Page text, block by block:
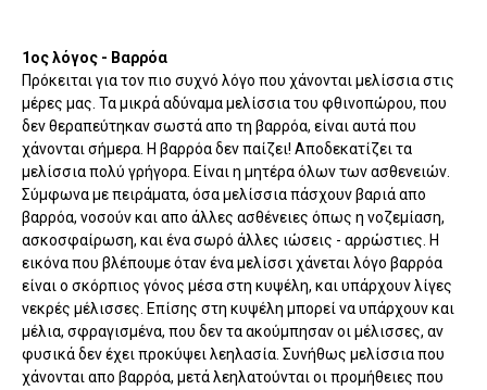
1ος λόγος - Βαρρόα
Πρόκειται για τον πιο συχνό λόγο που χάνονται μελίσσια στις
μέρες μας. Τα μικρά αδύναμα μελίσσια του φθινοπώρου, που
δεν θεραπεύτηκαν σωστά απο τη βαρρόα, είναι αυτά που
χάνονται σήμερα. Η βαρρόα δεν παίζει! Αποδεκατίζει τα
μελίσσια πολύ γρήγορα. Είναι η μητέρα όλων των ασθενειών.
Σύμφωνα με πειράματα, όσα μελίσσια πάσχουν βαριά απο
βαρρόα, νοσούν και απο άλλες ασθένειες όπως η νοζεμίαση,
ασκοσφαίρωση, και ένα σωρό άλλες ιώσεις - αρρώστιες. Η
εικόνα που βλέπουμε όταν ένα μελίσσι χάνεται λόγο βαρρόα
είναι ο σκόρπιος γόνος μέσα στη κυψέλη, και υπάρχουν λίγες
νεκρές μέλισσες. Επίσης στη κυψέλη μπορεί να υπάρχουν και
μέλια, σφραγισμένα, που δεν τα ακούμπησαν οι μέλισσες, αν
φυσικά δεν έχει προκύψει λεηλασία. Συνήθως μελίσσια που
χάνονται απο βαρρόα, μετά λεηλατούνται οι προμήθειες που